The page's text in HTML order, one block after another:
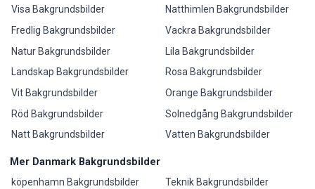
Visa Bakgrundsbilder
Fredlig Bakgrundsbilder
Natur Bakgrundsbilder
Landskap Bakgrundsbilder
Vit Bakgrundsbilder
Röd Bakgrundsbilder
Natt Bakgrundsbilder
Natthimlen Bakgrundsbilder
Vackra Bakgrundsbilder
Lila Bakgrundsbilder
Rosa Bakgrundsbilder
Orange Bakgrundsbilder
Solnedgång Bakgrundsbilder
Vatten Bakgrundsbilder
Mer Danmark Bakgrundsbilder
köpenhamn Bakgrundsbilder
Teknik Bakgrundsbilder